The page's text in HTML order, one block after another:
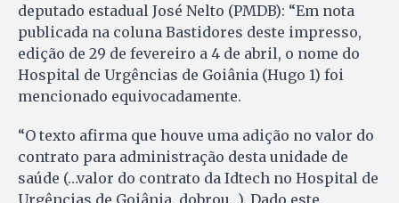
deputado estadual José Nelto (PMDB): “Em nota
publicada na coluna Bastidores deste impresso,
edição de 29 de fevereiro a 4 de abril, o nome do
Hospital de Urgências de Goiânia (Hugo 1) foi
mencionado equivocadamente.
“O texto afirma que houve uma adição no valor do
contrato para administração desta unidade de
saúde (…valor do contrato da Idtech no Hospital de
Urgências de Goiânia dobrou…). Dado este,